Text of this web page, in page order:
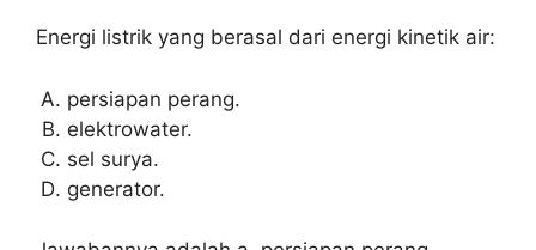
Energi listrik yang berasal dari energi kinetik air:
persiapan perang.
elektrowater.
sel surya.
generator.